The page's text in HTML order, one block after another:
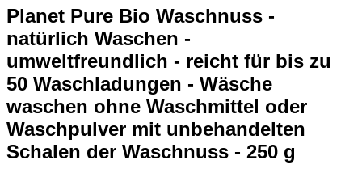
Planet Pure Bio Waschnuss -
natürlich Waschen -
umweltfreundlich - reicht für bis zu
50 Waschladungen - Wäsche
waschen ohne Waschmittel oder
Waschpulver mit unbehandelten
Schalen der Waschnuss - 250 g